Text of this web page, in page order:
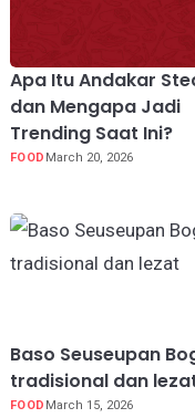
Apa Itu Andakar
dan Mengapa Jadi
Trending Saat Ini?
FOOD March 20, 2026
Baso Seuseupan
tradisional dan
FOOD March 15, 2026